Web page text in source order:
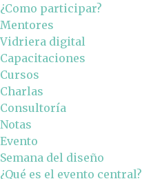
¿Como participar?
Mentores
Vidriera digital
Capacitaciones
Cursos
Charlas
Consultoría
Notas
Evento
Semana del diseño
¿Qué es el evento central?